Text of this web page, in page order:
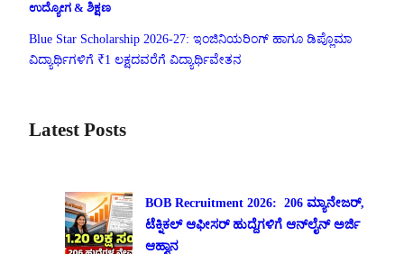
ಉದ್ಯೋಗ & ಶಿಕ್ಷಣ
Blue Star Scholarship 2026-27: ಇಂಜಿನಿಯರಿಂಗ್ ಹಾಗೂ ಡಿಪ್ಲೊಮಾ
ವಿದ್ಯಾರ್ಥಿಗಳಿಗೆ ₹1 ಲಕ್ಷದವರೆಗೆ ವಿದ್ಯಾರ್ಥಿವೇತನ
Latest Posts
BOB Recruitment 2026: 206 ಮ್ಯಾನೇಜರ್,
ಟೆಕ್ನಿಕಲ್ ಆಫೀಸರ್ ಹುದ್ದೆಗಳಿಗೆ ಆನ್‌ಲೈನ್ ಅರ್ಜಿ
ಆಹ್ವಾನ